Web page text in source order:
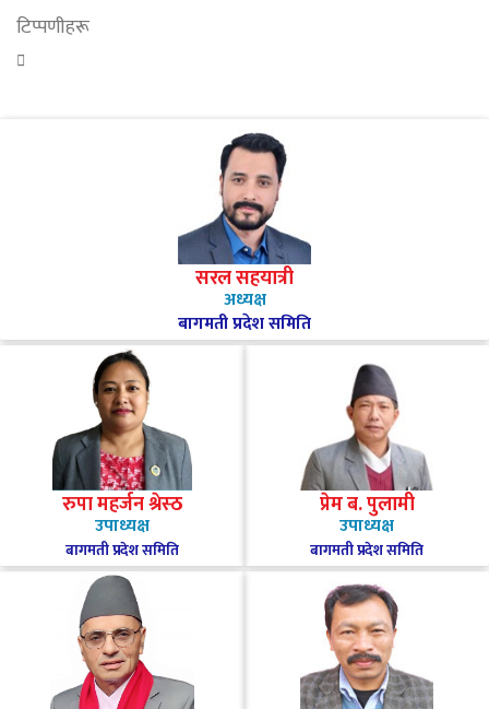
टिप्पणीहरू
सरल सहयात्री
अध्यक्ष
बागमती प्रदेश समिति
रुपा महर्जन श्रेस्ठ
उपाध्यक्ष
बागमती प्रदेश समिति
प्रेम ब. पुलामी
उपाध्यक्ष
बागमती प्रदेश समिति